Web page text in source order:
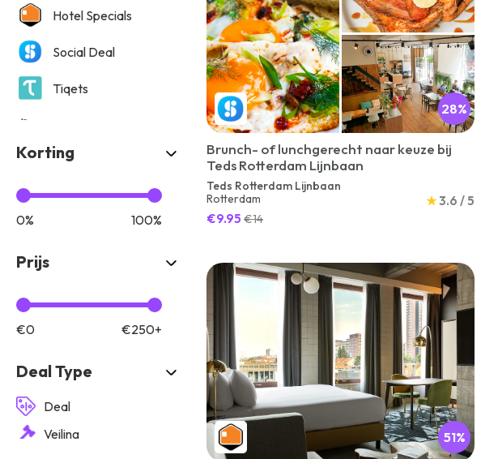
Hotel Specials
Social Deal
Tiqets
VakantieVeilingen
ViaLuxury
Korting
0% 100%
Prijs
€0 €250+
Deal Type
Deal
Veiling
28%
Brunch- of lunchgerecht naar keuze bij
Teds Rotterdam Lijnbaan
Teds Rotterdam Lijnbaan
Rotterdam
★3.6 / 5
€9.95 €14
51%